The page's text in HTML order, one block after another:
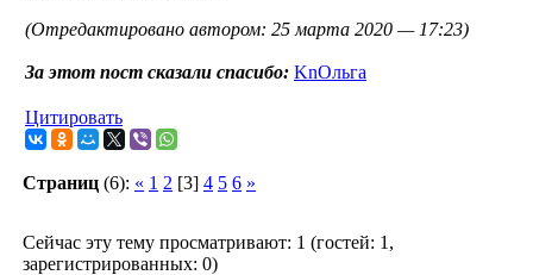
(Отредактировано автором: 25 марта 2020 — 17:23)
За этот пост сказали спасибо: KnОльга
Цитировать
Страниц (6): « 1 2 [3] 4 5 6 »
Сейчас эту тему просматривают: 1 (гостей: 1,
зарегистрированных: 0)